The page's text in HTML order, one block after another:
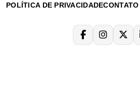
POLÍTICA DE PRIVACIDADECONTATO